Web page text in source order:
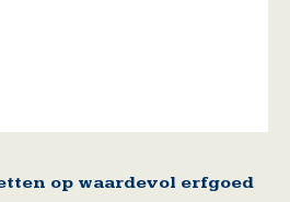
op waardevol erfgoed